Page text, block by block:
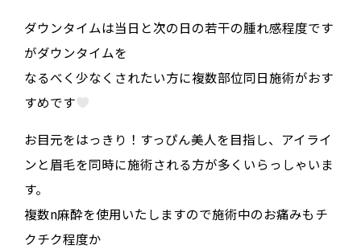
ダウンタイムは当日と次の日の若干の腫れ感程度です
がダウンタイムを
なるべく少なくされたい方に複数部位同日施術がおす
すめです
お目元をはっきり！すっぴん美人を目指し、アイライ
ンと眉毛を同時に施術される方が多くいらっしゃいま
す。
複数n麻酔を使用いたしますので施術中のお痛みもチ
クチク程度か